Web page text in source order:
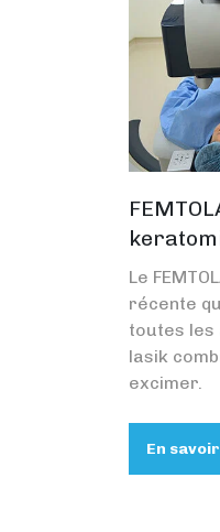
Le
récente
toutes les
lasik
excimer.
En